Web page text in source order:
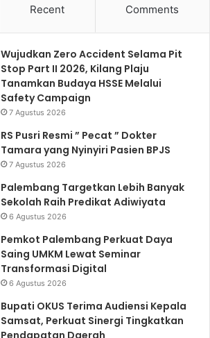
Recent Comments
Wujudkan Zero Accident Selama Pit
Stop Part II 2026, Kilang Plaju
Tanamkan Budaya HSSE Melalui
Safety Campaign
7 Agustus 2026
RS Pusri Resmi ” Pecat ” Dokter
Tamara yang Nyinyiri Pasien BPJS
7 Agustus 2026
Palembang Targetkan Lebih Banyak
Sekolah Raih Predikat Adiwiyata
6 Agustus 2026
Pemkot Palembang Perkuat Daya
Saing UMKM Lewat Seminar
Transformasi Digital
6 Agustus 2026
Bupati OKUS Terima Audiensi Kepala
Samsat, Perkuat Sinergi Tingkatkan